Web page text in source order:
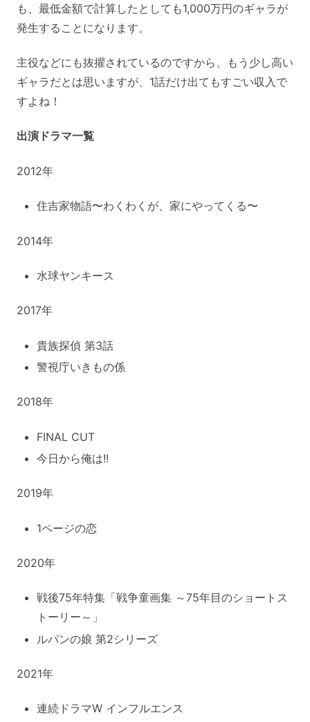
も、最低金額で計算したとしても1,000万円のギャラが
発生することになります。
主役などにも抜擢されているのですから、もう少し高い
ギャラだとは思いますが、1話だけ出てもすごい収入で
すよね！
出演ドラマ一覧
2012年
住吉家物語〜わくわくが、家にやってくる〜
2014年
水球ヤンキース
2017年
貴族探偵 第3話
警視庁いきもの係
2018年
FINAL CUT
今日から俺は!!
2019年
1ページの恋
2020年
戦後75年特集「戦争童画集 ～75年目のショートス
トーリー～」
ルパンの娘 第2シリーズ
2021年
連続ドラマW インフルエンス